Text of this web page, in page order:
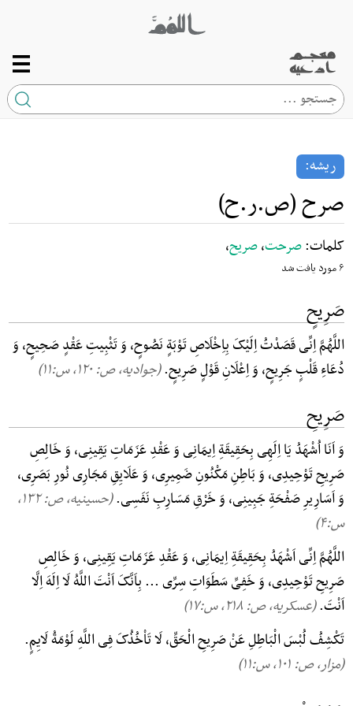
ریشه:
صرح (ص.ر.ح)
کلمات:صرحت،صریح،
۶ مورد یافت شد
صَرِیحٍ
اللَّهُمَّ اِنِّی قَصَدْتُ اِلَیْکَ بِاِخْلَاصِ تَوْبَةٍ نَصُوحٍ، وَ تَثْبِیتِ عَقْدٍ صَحِیحٍ، وَ
دُعَاءِ قَلْبٍ جَرِیحٍ، وَ اِعْلَانِ قَوْلٍ صَرِیحٍ.(جوادیه، ص: ۱۲۰, س:۱۱)
صَرِیحِ
وَ اَنَا اُشْهَدُ یَا اِلَهِی بِحَقِیقَةِ اِیمَانِی وَ عَقْدِ عَزَمَاتِ یَقِینِی، وَ خَالِصِ
صَرِیحِ تَوْحِیدِی، وَ بَاطِنِ مَکْنُونِ ضَمِیرِی، وَ عَلَایِقِ مَجَارِی نُورِ بَصَرِی،
وَ اَسَارِیرِ صَفْحَةِ جَبِینِی، وَ خَرْقِ مَسَارِبِ نَفَسِی.
(حسینیه، ص: ۱۳۲,
س:۴)
اللَّهُمَّ اِنِّی اَشْهَدُ بِحَقِیقَةِ اِیمَانِی، وَ عَقْدِ عَزَمَاتِ یَقِینِی، وَ خَالِصِ
صَرِیحِ تَوْحِیدِی، وَ خَفِیِّ سَطَوَاتِ سِرِّی ... بِاَنَّکَ اَنْتَ اللَّهُ لَا اِلَهَ اِلَّا
اَنْتَ.(عسکریه، ص: ۲۱۸, س:۱۷)
تَکْشِفُ لُبْسَ الْبَاطِلِ عَنْ صَرِیحِ الْحَقِّ، لَا تَاْخُذُکَ فِی اللَّهِ لَوْمَةُ لَایِمٍ.
(مزار، ص: ۱۰۱, س:۱۱)